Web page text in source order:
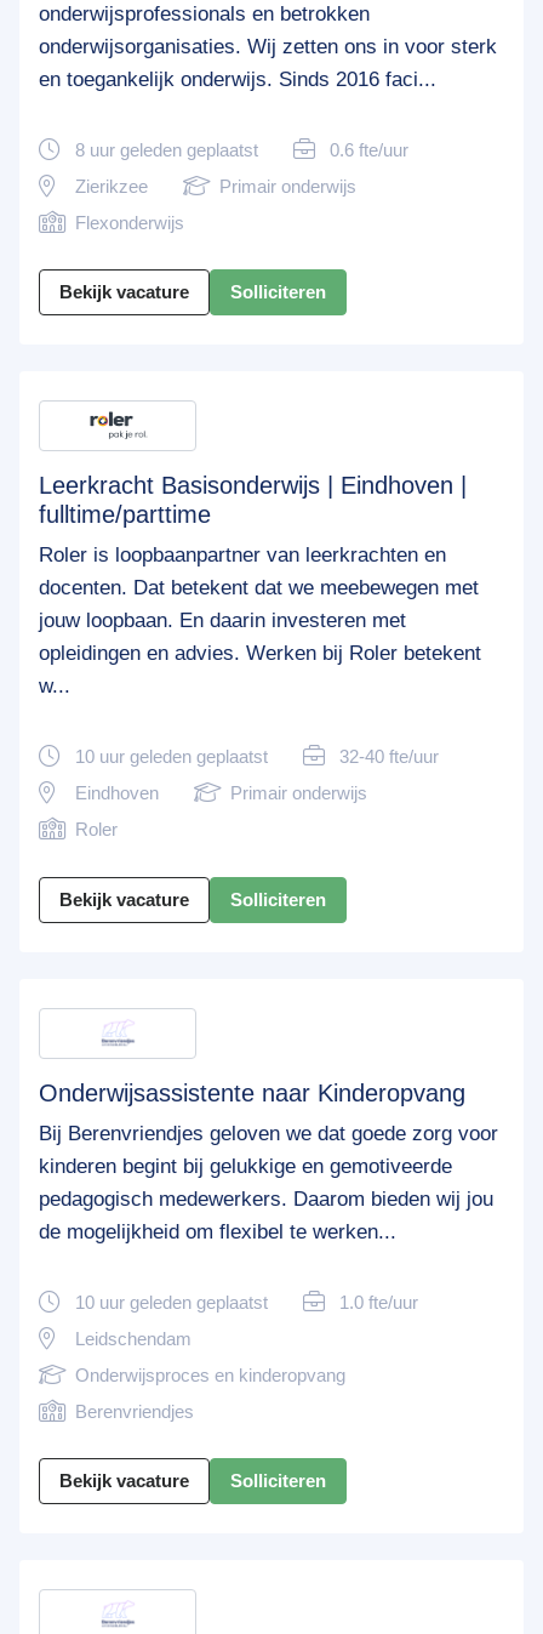
onderwijsprofessionals en betrokken
onderwijsorganisaties. Wij zetten ons in voor sterk
en toegankelijk onderwijs. Sinds 2016 faci...
8 uur geleden geplaatst
0.6 fte/uur
Zierikzee
Primair onderwijs
Flexonderwijs
Bekijk vacature Solliciteren
Leerkracht Basisonderwijs | Eindhoven |
fulltime/parttime
Roler is loopbaanpartner van leerkrachten en
docenten. Dat betekent dat we meebewegen met
jouw loopbaan. En daarin investeren met
opleidingen en advies. Werken bij Roler betekent
w...
10 uur geleden geplaatst
32-40 fte/uur
Eindhoven
Primair onderwijs
Roler
Bekijk vacature Solliciteren
Onderwijsassistente naar Kinderopvang
Bij Berenvriendjes geloven we dat goede zorg voor
kinderen begint bij gelukkige en gemotiveerde
pedagogisch medewerkers. Daarom bieden wij jou
de mogelijkheid om flexibel te werken...
10 uur geleden geplaatst
1.0 fte/uur
Leidschendam
Onderwijsproces en kinderopvang
Berenvriendjes
Bekijk vacature Solliciteren